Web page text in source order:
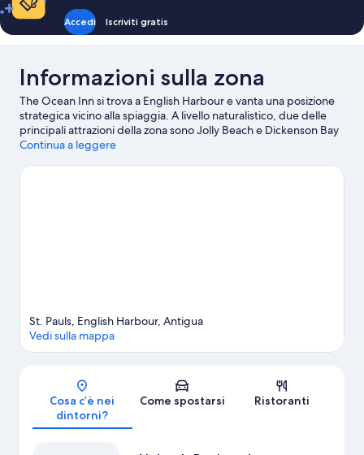
Accedi Iscriviti gratis
Informazioni sulla zona
The Ocean Inn si trova a English Harbour e vanta una posizione
strategica vicino alla spiaggia. A livello naturalistico, due delle
principali attrazioni della zona sono Jolly Beach e Dickenson Bay
Beach. Sei in cerca di eventi sportivi o spettacoli a cui assistere?
avere in programma qualcosa di interessante per te. Grazie ad
Continua a leggere
Mappa
St. Pauls, English Harbour, Antigua
Vedi sulla mappa
Cosa c’è nei
dintorni?
Come spostarsi Ristoranti